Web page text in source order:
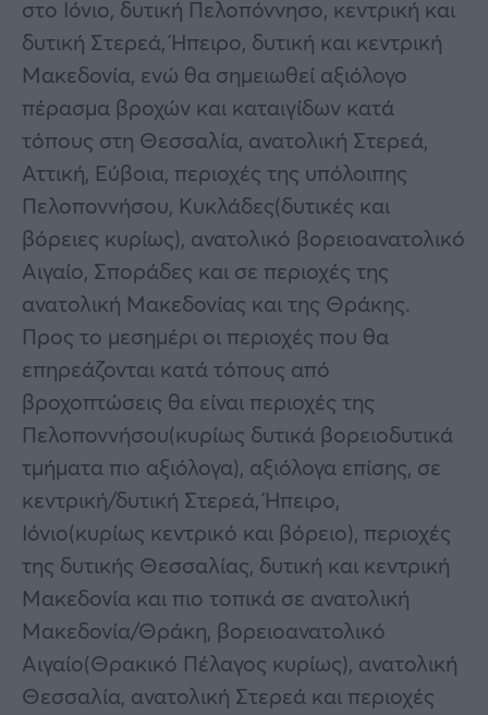
στο Ιόνιο, δυτική Πελοπόννησο, κεντρική και
δυτική Στερεά, Ήπειρο, δυτική και κεντρική
Μακεδονία, ενώ θα σημειωθεί αξιόλογο
πέρασμα βροχών και καταιγίδων κατά
τόπους στη Θεσσαλία, ανατολική Στερεά,
Αττική, Εύβοια, περιοχές της υπόλοιπης
Πελοποννήσου, Κυκλάδες(δυτικές και
βόρειες κυρίως), ανατολικό βορειοανατολικό
Αιγαίο, Σποράδες και σε περιοχές της
ανατολική Μακεδονίας και της Θράκης.
Προς το μεσημέρι οι περιοχές που θα
επηρεάζονται κατά τόπους από
βροχοπτώσεις θα είναι περιοχές της
Πελοποννήσου(κυρίως δυτικά βορειοδυτικά
τμήματα πιο αξιόλογα), αξιόλογα επίσης, σε
κεντρική/δυτική Στερεά, Ήπειρο,
Ιόνιο(κυρίως κεντρικό και βόρειο), περιοχές
της δυτικής Θεσσαλίας, δυτική και κεντρική
Μακεδονία και πιο τοπικά σε ανατολική
Μακεδονία/Θράκη, βορειοανατολικό
Αιγαίο(Θρακικό Πέλαγος κυρίως), ανατολική
Θεσσαλία, ανατολική Στερεά και περιοχές